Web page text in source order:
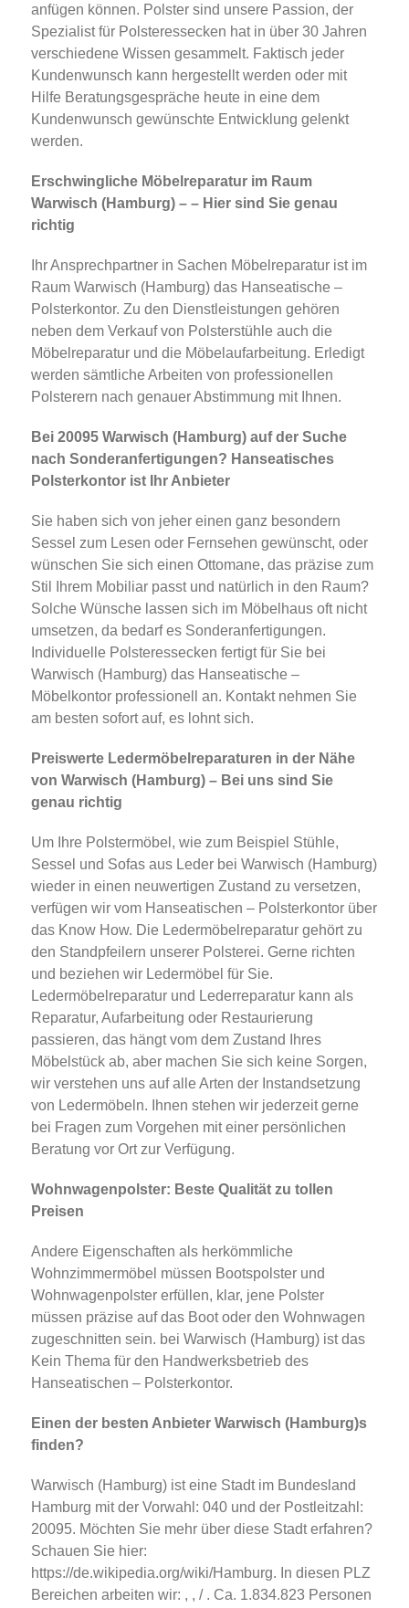
anfügen können. Polster sind unsere Passion, der
Spezialist für Polsteressecken hat in über 30 Jahren
verschiedene Wissen gesammelt. Faktisch jeder
Kundenwunsch kann hergestellt werden oder mit
Hilfe Beratungsgespräche heute in eine dem
Kundenwunsch gewünschte Entwicklung gelenkt
werden.
Erschwingliche Möbelreparatur im Raum
Warwisch (Hamburg) – – Hier sind Sie genau
richtig
Ihr Ansprechpartner in Sachen Möbelreparatur ist im
Raum Warwisch (Hamburg) das Hanseatische –
Polsterkontor. Zu den Dienstleistungen gehören
neben dem Verkauf von Polsterstühle auch die
Möbelreparatur und die Möbelaufarbeitung. Erledigt
werden sämtliche Arbeiten von professionellen
Polsterern nach genauer Abstimmung mit Ihnen.
Bei 20095 Warwisch (Hamburg) auf der Suche
nach Sonderanfertigungen? Hanseatisches
Polsterkontor ist Ihr Anbieter
Sie haben sich von jeher einen ganz besondern
Sessel zum Lesen oder Fernsehen gewünscht, oder
wünschen Sie sich einen Ottomane, das präzise zum
Stil Ihrem Mobiliar passt und natürlich in den Raum?
Solche Wünsche lassen sich im Möbelhaus oft nicht
umsetzen, da bedarf es Sonderanfertigungen.
Individuelle Polsteressecken fertigt für Sie bei
Warwisch (Hamburg) das Hanseatische –
Möbelkontor professionell an. Kontakt nehmen Sie
am besten sofort auf, es lohnt sich.
Preiswerte Ledermöbelreparaturen in der Nähe
von Warwisch (Hamburg) – Bei uns sind Sie
genau richtig
Um Ihre Polstermöbel, wie zum Beispiel Stühle,
Sessel und Sofas aus Leder bei Warwisch (Hamburg)
wieder in einen neuwertigen Zustand zu versetzen,
verfügen wir vom Hanseatischen – Polsterkontor über
das Know How. Die Ledermöbelreparatur gehört zu
den Standpfeilern unserer Polsterei. Gerne richten
und beziehen wir Ledermöbel für Sie.
Ledermöbelreparatur und Lederreparatur kann als
Reparatur, Aufarbeitung oder Restaurierung
passieren, das hängt vom dem Zustand Ihres
Möbelstück ab, aber machen Sie sich keine Sorgen,
wir verstehen uns auf alle Arten der Instandsetzung
von Ledermöbeln. Ihnen stehen wir jederzeit gerne
bei Fragen zum Vorgehen mit einer persönlichen
Beratung vor Ort zur Verfügung.
Wohnwagenpolster: Beste Qualität zu tollen
Preisen
Andere Eigenschaften als herkömmliche
Wohnzimmermöbel müssen Bootspolster und
Wohnwagenpolster erfüllen, klar, jene Polster
müssen präzise auf das Boot oder den Wohnwagen
zugeschnitten sein. bei Warwisch (Hamburg) ist das
Kein Thema für den Handwerksbetrieb des
Hanseatischen – Polsterkontor.
Einen der besten Anbieter Warwisch (Hamburg)s
finden?
Warwisch (Hamburg) ist eine Stadt im Bundesland
Hamburg mit der Vorwahl: 040 und der Postleitzahl:
20095. Möchten Sie mehr über diese Stadt erfahren?
Schauen Sie hier:
https://de.wikipedia.org/wiki/Hamburg. In diesen PLZ
Bereichen arbeiten wir: , , / . Ca. 1.834.823 Personen